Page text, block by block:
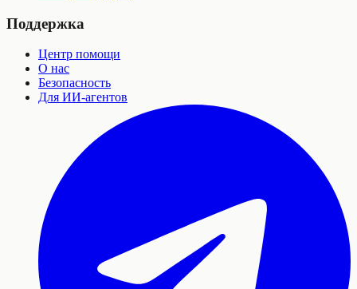
Поддержка
Центр помощи
О нас
Безопасность
Для ИИ-агентов